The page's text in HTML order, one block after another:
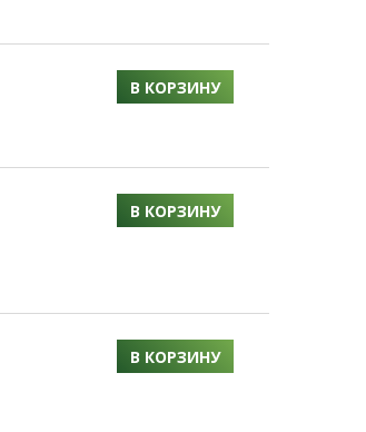
В КОРЗИНУ
В КОРЗИНУ
В КОРЗИНУ